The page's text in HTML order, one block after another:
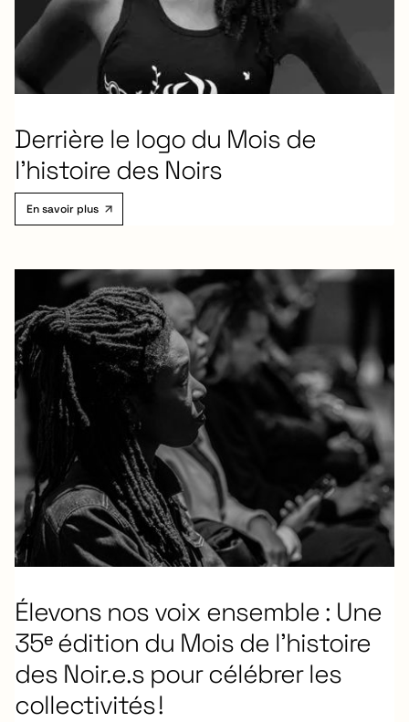
Derrière le logo du Mois de
l’histoire des Noirs
En savoir plus
Élevons nos voix ensemble : Une
35ᵉ édition du Mois de l’histoire
des Noir.e.s pour célébrer les
collectivités !